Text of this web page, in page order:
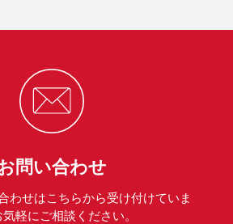
問い合わせ
わせはこちらから受け付けていま
軽にご相談ください。